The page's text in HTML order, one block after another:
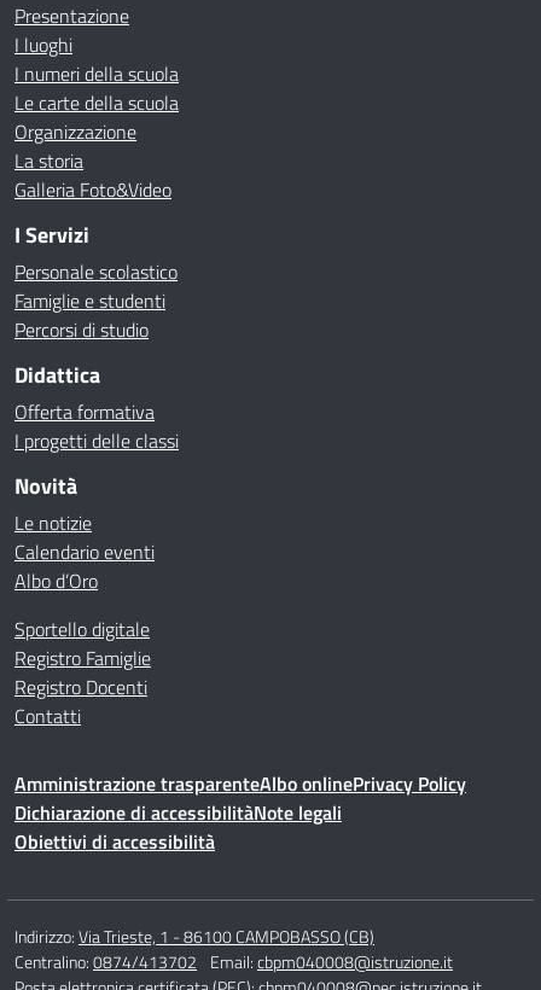
Presentazione
I luoghi
I numeri della scuola
Le carte della scuola
Organizzazione
La storia
Galleria Foto&Video
I Servizi
Personale scolastico
Famiglie e studenti
Percorsi di studio
Didattica
Offerta formativa
I progetti delle classi
Novità
Le notizie
Calendario eventi
Albo d’Oro
Sportello digitale
Registro Famiglie
Registro Docenti
Contatti
Amministrazione trasparenteAlbo onlinePrivacy Policy
Dichiarazione di accessibilitàNote legali
Obiettivi di accessibilità
Indirizzo:Via Trieste, 1 - 86100 CAMPOBASSO (CB)
Centralino:0874/413702 Email:cbpm040008@istruzione.it